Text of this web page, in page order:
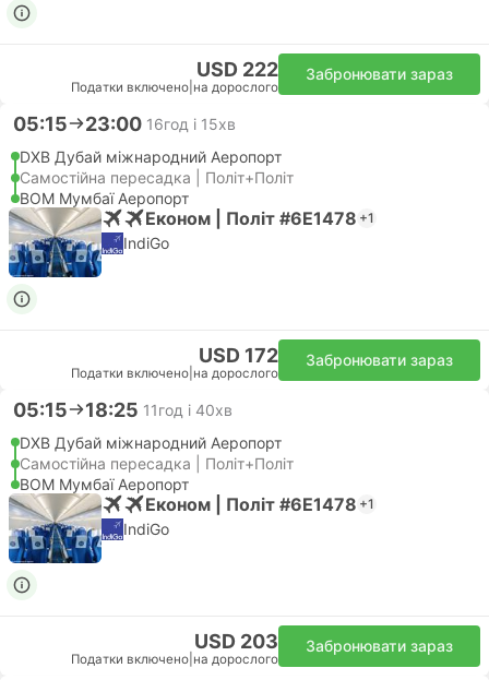
USD 222
Податки включено на дорослого
Забронювати зараз
05:15 23:00 16год і 15хв
DXB Дубай міжнародний Аеропорт
Самостійна пересадка | Політ+Політ
BOM Мумбаї Аеропорт
Економ | Політ #6E1478 +1
IndiGo
USD 172
Податки включено на дорослого
Забронювати зараз
05:15 18:25 11год і 40хв
DXB Дубай міжнародний Аеропорт
Самостійна пересадка | Політ+Політ
BOM Мумбаї Аеропорт
Економ | Політ #6E1478 +1
IndiGo
USD 203
Податки включено на дорослого
Забронювати зараз